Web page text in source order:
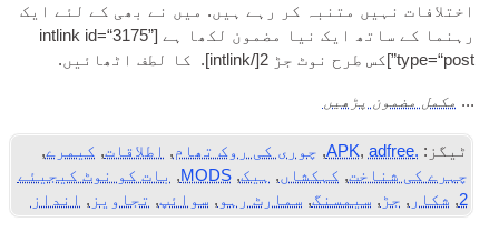
اختلافات نہیں متنبہ کر رہے ہیں. میں نے بھی کے لئے ایک
رہنما کے ساتھ ایک نیا مضمون لکھا ہے [int­link id=“3175”
type=“post” ]کس طرح نوٹ جڑ 2[/ intlink]. کا لطف اٹھائیں.
... مکمل مضمون پڑھیں
ٹیگز: .APK
, adfree
, چوری کی روک تھام, اطلاقات, کیمرے,
چہرے کی شناخت, کہکشاں, ہیک,
MODS
, بات کو نوٹ کیجیئے
2
, شکار , جڑ , سیمسنگ, سمارٹ رہو , سوائپ, تجاویز , انداز